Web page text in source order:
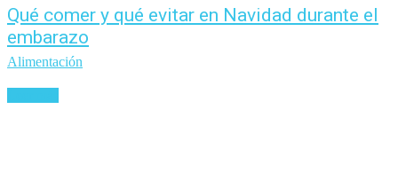
Qué comer y qué evitar en Navidad durante el
embarazo
Alimentación